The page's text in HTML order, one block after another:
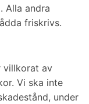
Alla andra
friskrivs.
villkorat av
Vi ska inte
under